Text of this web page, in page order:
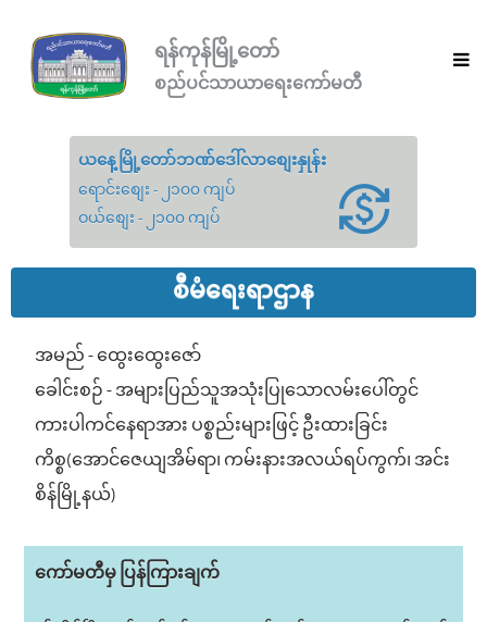
ရန်ကုန်မြို့တော်
စည်ပင်သာယာရေးကော်မတီ
ယနေ့မြို့တော်ဘဏ်ဒေါ်လာစျေးနှုန်း
ရောင်းစျေး - ၂၁၀၀ ကျပ်
ဝယ်စျေး - ၂၁၀၀ ကျပ်
စီမံရေးရာဌာန
အမည် - ထွေးထွေးဇော်
ခေါင်းစဉ် - အများပြည်သူအသုံးပြုသောလမ်းပေါ်တွင်
ကားပါကင်နေရာအား ပစ္စည်းများဖြင့် ဦးထားခြင်း
ကိစ္စ(အောင်ဇေယျအိမ်ရာ၊ ကမ်းနားအလယ်ရပ်ကွက်၊ အင်း
စိန်မြို့နယ်)
ကော်မတီမှ ပြန်ကြားချက်